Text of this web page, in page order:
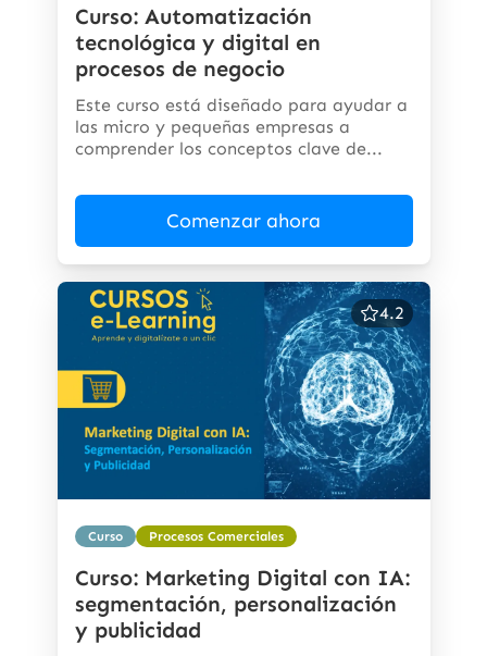
Curso: Automatización
tecnológica y digital en
procesos de negocio
Este curso está diseñado para ayudar a
las micro y pequeñas empresas a
comprender los conceptos clave de...
Comenzar ahora
4.2
Curso Procesos Comerciales
Curso: Marketing Digital con IA:
segmentación, personalización
y publicidad